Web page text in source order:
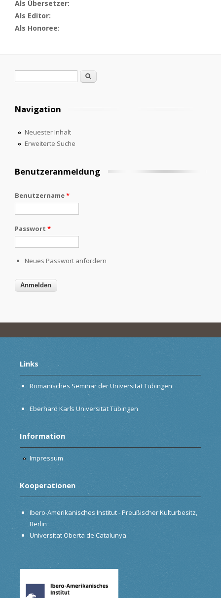
Als Übersetzer:
Als Editor:
Als Honoree:
Suche
Navigation
Neuester Inhalt
Erweiterte Suche
Benutzeranmeldung
Benutzername*
Passwort *
Neues Passwort anfordern
Links
Romanisches Seminar der Universität Tübingen
Eberhard Karls Universität Tübingen
Information
Impressum
Kooperationen
Ibero-Amerikanisches Institut - Preußischer Kulturbesitz,
Berlin
Universitat Oberta de Catalunya